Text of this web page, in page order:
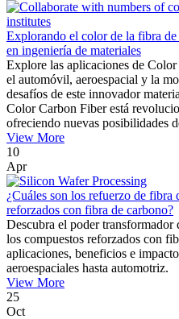
Explorando el color de la fibra
en ingeniería de materiales
Explore las aplicaciones de
el automóvil, aeroespacial y la
desafíos de este innovador
Color Carbon Fiber está
ofreciendo nuevas posibilidades
View More
10
Apr
¿Cuáles son los refuerzo de fibra
reforzados con fibra de carbono?
Descubra el poder
los compuestos reforzados con
aplicaciones, beneficios e
aeroespaciales hasta automotriz.
View More
25
Oct